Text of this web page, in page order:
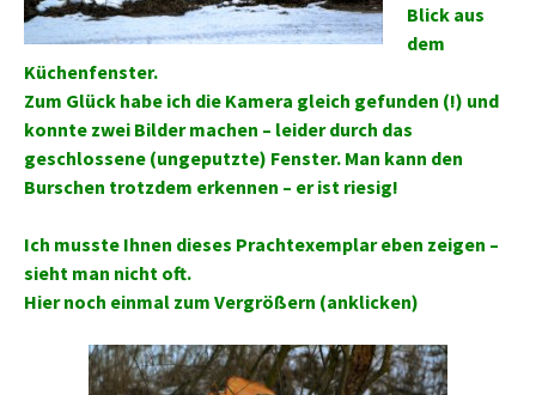
Blick aus
dem
Küchenfenster.
Zum Glück habe ich die Kamera gleich gefunden (!) und
konnte zwei Bilder machen – leider durch das
geschlossene (ungeputzte) Fenster. Man kann den
Burschen trotzdem erkennen – er ist riesig!
Ich musste Ihnen dieses Prachtexemplar eben zeigen –
sieht man nicht oft.
Hier noch einmal zum Vergrößern (anklicken)